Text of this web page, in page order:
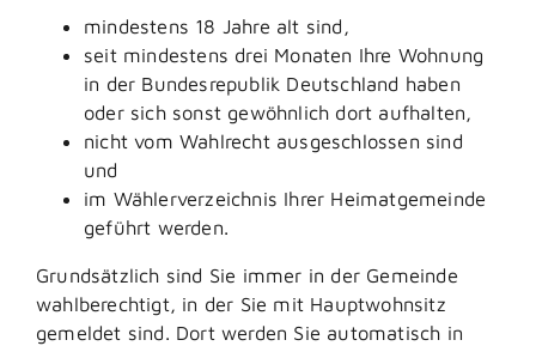
mindestens 18 Jahre alt sind,
seit mindestens drei Monaten Ihre Wohnung
in der Bundesrepublik Deutschland haben
oder sich sonst gewöhnlich dort aufhalten,
nicht vom Wahlrecht ausgeschlossen sind
und
im Wählerverzeichnis Ihrer Heimatgemeinde
geführt werden.
Grundsätzlich sind Sie immer in der Gemeinde
wahlberechtigt, in der Sie mit Hauptwohnsitz
gemeldet sind. Dort werden Sie automatisch in